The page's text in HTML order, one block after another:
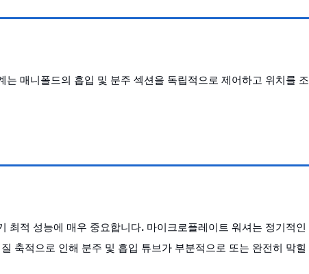
매니폴드의 흡입 및 분주 섹션을 독립적으로 제어하고 위치를 조
최적 성능에 매우 중요합니다. 마이크로플레이트 워셔는 정기적인
축적으로 인해 분주 및 흡입 튜브가 부분적으로 또는 완전히 막힐